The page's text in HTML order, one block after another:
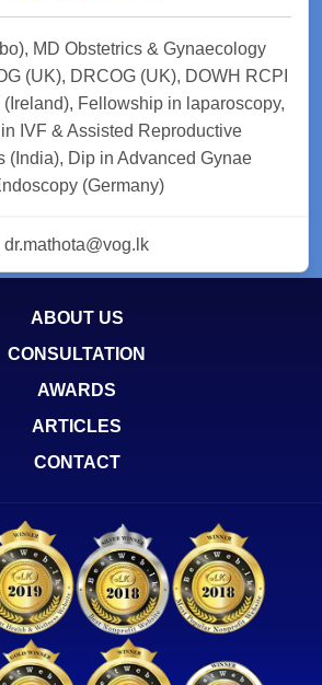
MD Obstetrics & Gynaecology
(UK), DRCOG (UK), DOWH RCPI
Fellowship in laparoscopy,
IVF & Assisted Reproductive
(India), Dip in Advanced Gynae
(Germany)
dr.mathota@vog.lk
ABOUT US
CONSULTATION
AWARDS
ARTICLES
CONTACT